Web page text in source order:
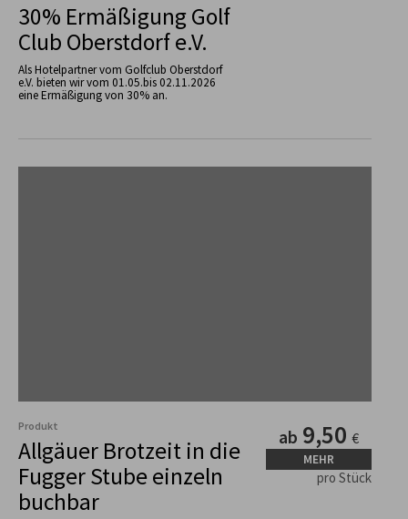
30% Ermäßigung Golf
Club Oberstdorf e.V.
Als Hotelpartner vom Golfclub Oberstdorf
e.V. bieten wir vom 01.05.bis 02.11.2026
eine Ermäßigung von 30% an.
Produkt
Allgäuer Brotzeit in die
Fugger Stube einzeln
buchbar
ab 9,50 €
MEHR
pro Stück